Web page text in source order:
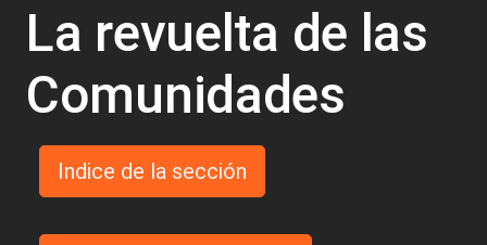
La revuelta de las
Comunidades
Indice de la sección